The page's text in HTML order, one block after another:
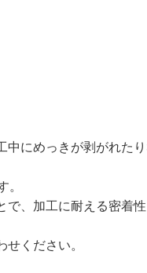
にめっきが剥がれた
。
、加工に耐える密着
ください。